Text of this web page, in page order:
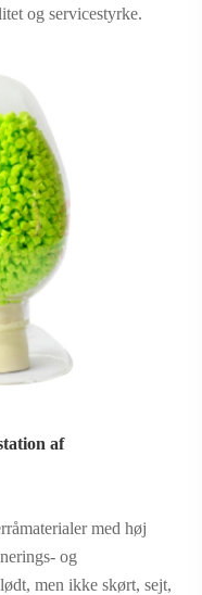
og servicestyrke.
af
med høj
og
men ikke skørt, sejt,